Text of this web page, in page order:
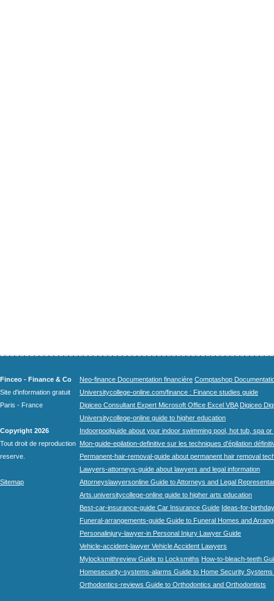
Finceo - Finance & Co
Site d'information gratuit
Paris - France
Copyright 2026
Tout droit de reproduction
reserve.
Sitemap
Neo-finance Documentation financière Comptashop
Universitycollege-online.com/finance : Finance studies guide
Digiceo Consultant Expert Microsoft Office Excel VBA Digiceo
Universitycollege-online guide to higher education
Indoorpoolguide about your indoor swimming pool, hot tub, spa
Mon-guide-epilation-definitive sur les techniques d'épilation
Permanent-hair-removal-guide about permanent hair removal
Lawyers-attorneys-guide about lawyers and legal information
Attorneyslawyersonline Guide to Attorneys and Legal
Arts.universitycollege-online guide to higher arts education
Best-car-insurance-guide Car Insurance Guide Ideas-for-
Funeral-arrangements-guide Guide to Funeral Homes and
Personalinjury-lawyer-in Personal Injury Lawyer Guide
Vehicle-accident-lawyer Vehicle Accident Lawyers
Mylocksmithreview Guide to Locksmiths How-to-bleach-teeth
Homesecurity-systems-alarms Guide to Home Security Systems
Orthodontics-reviews Guide to Orthodontics and Orthodontists